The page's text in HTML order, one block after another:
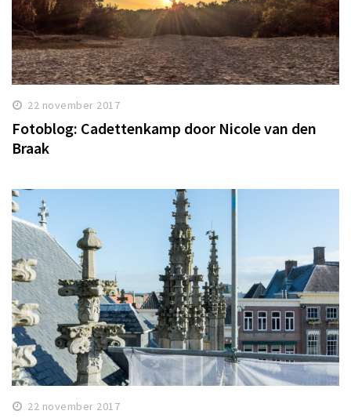
22 november 2017
Fotoblog: Cadettenkamp door Nicole van den
Braak
22 november 2017